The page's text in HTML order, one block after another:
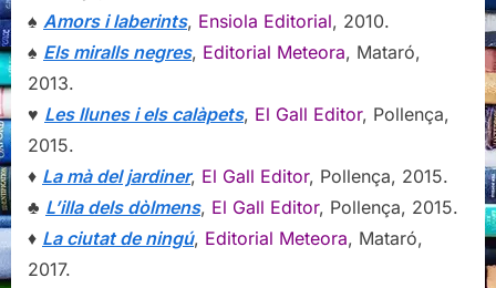
♠ Amors i laberints, Ensiola Editorial, 2010.
♠ Els miralls negres, Editorial Meteora, Mataró,
2013.
♥ Les llunes i els calàpets, El Gall Editor, Pollença,
2015.
♦ La mà del jardiner, El Gall Editor, Pollença, 2015.
♣ L’illa dels dòlmens, El Gall Editor, Pollença, 2015.
♦ La ciutat de ningú, Editorial Meteora, Mataró,
2017.